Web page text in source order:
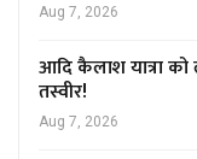
Aug 7, 2026
आदि कैलाश यात्रा
तस्वीर!
Aug 7, 2026